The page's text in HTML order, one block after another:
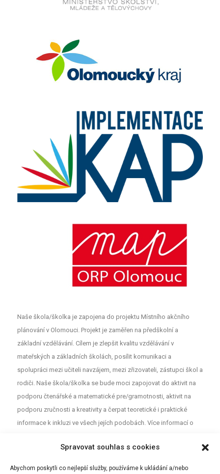
Spravovat souhlas s cookies
Abychom poskytli co nejlepší služby, používáme k ukládání a/nebo
Naše škola/školka je zapojena do projektu Místního akčního
plánování v Olomouci. Projekt je zaměřen na předškolní a
základní vzdělávání. Cílem je zlepšit kvalitu vzdělávání v
mateřských a základních školách, posílit komunikaci a
spolupráci mezi učiteli navzájem, mezi zřizovateli, zástupci škol a
rodiči. Naše škola/školka se bude moci zapojovat do aktivit na
podporu čtenářské a matematické pre/gramotnosti, aktivit na
podporu zručnosti a kreativity a čerpat teoretické i praktické
informace k inkluzi ve všech jejích podobách. Více informací o
vzdělávání mezi rodiči, učiteli a dalšími aktéry z Olomouce jsou